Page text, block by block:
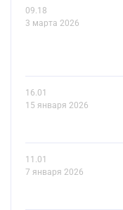
09.18
3 марта 2026
16.01
15 января 2026
11.01
7 января 2026